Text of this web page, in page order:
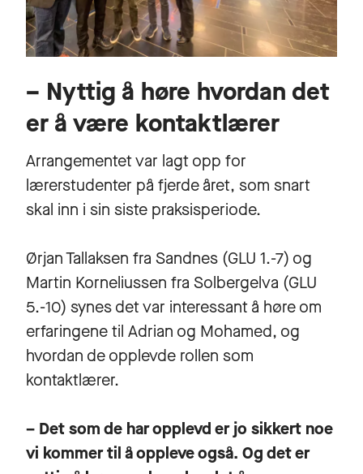
– Nyttig å høre hvordan det
er å være kontaktlærer
Arrangementet var lagt opp for
lærerstudenter på fjerde året, som snart
skal inn i sin siste praksisperiode.
Ørjan Tallaksen fra Sandnes (GLU 1.-7) og
Martin Korneliussen fra Solbergelva (GLU
5.-10) synes det var interessant å høre om
erfaringene til Adrian og Mohamed, og
hvordan de opplevde rollen som
kontaktlærer.
– Det som de har opplevd er jo sikkert noe
vi kommer til å oppleve også. Og det er